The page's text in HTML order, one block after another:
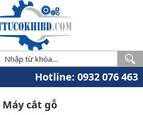
Hotline: 0932 076 463
Máy cắt gỗ